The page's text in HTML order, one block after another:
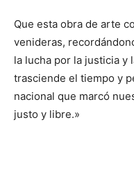
Que esta obra de arte
venideras,
la lucha por la justicia y
trasciende el tiempo y
nacional que marcó
justo y libre.»